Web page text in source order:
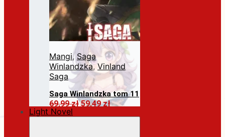
Mangi, Saga
Winlandzka, Vinland
Saga
Saga Winlandzka tom 11
69,99złPierwotna
59,49złAktualna
Dodaj do koszyka
Light Novel